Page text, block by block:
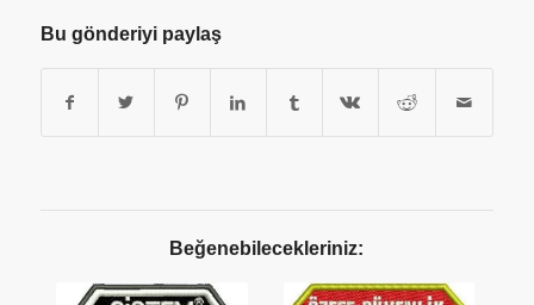
Bu gönderiyi paylaş
Beğenebilecekleriniz: